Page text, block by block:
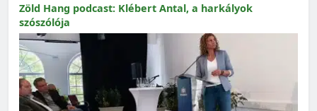
Zöld Hang podcast: Klébert Antal, a harkályok
szószólója